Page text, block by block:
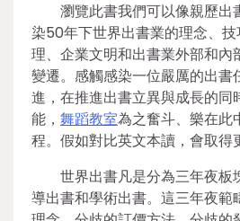
瀏覽此書我們可以像親歷出
染50年下世界出書業的理念、
理、企業文明和出書業外部和內
變遷。感觸感染一位嚴厲的出書
進，在推進出書立異與成長的同
能， 舞蹈教室為之奮斗、樂在此
程。假如對比英文本讀，會取得
世界出書凡是分為三年夜板
導出書和學術出書。這三年夜範